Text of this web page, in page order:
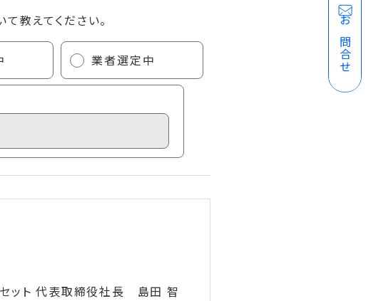
教えてください。
業者選定中
ット 代表取締役社長 島田 智
お問合せ